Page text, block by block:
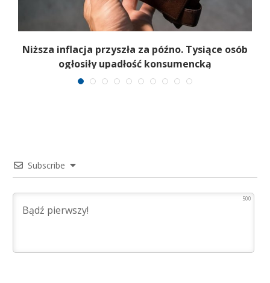
Niższa inflacja przyszła za późno. Tysiące osób
ogłosiły upadłość konsumencką
Subscribe
500